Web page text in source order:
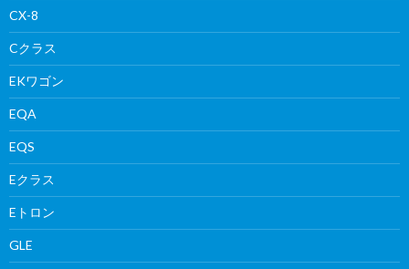
CX-8
Cクラス
EKワゴン
EQA
EQS
Eクラス
Eトロン
GLE